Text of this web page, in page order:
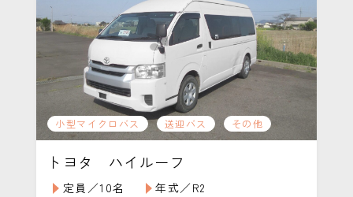
小型マイクロバス 送迎バス その他
トヨタ ハイルーフ
定員／10名
年式／R2